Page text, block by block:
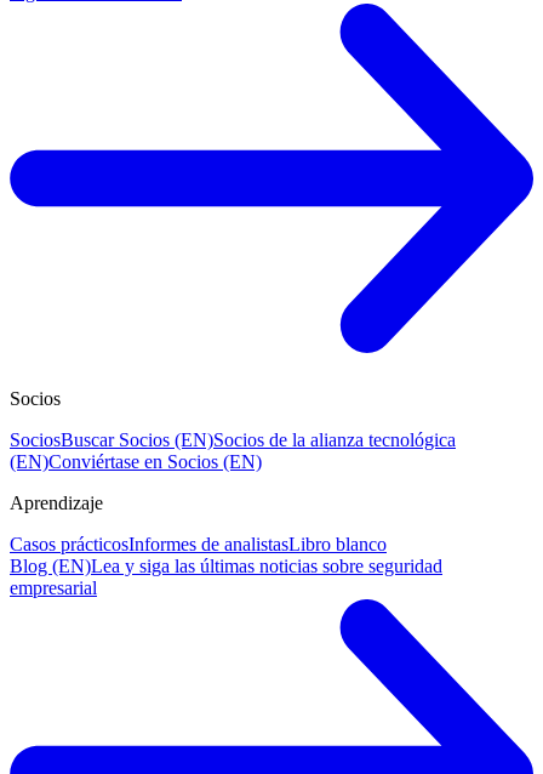
Socios
SociosBuscar Socios (EN)Socios de la alianza tecnológica
(EN)Conviértase en Socios (EN)
Aprendizaje
Casos prácticosInformes de analistasLibro blanco
Blog (EN)Lea y siga las últimas noticias sobre seguridad
empresarial